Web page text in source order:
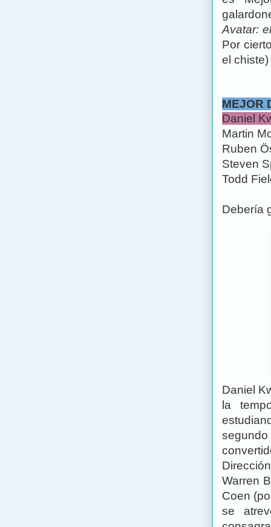
Avatar:
Por
el
MEJOR
Daniel
Martin
Ruben
Steven
Todd
Debería
Daniel
la
Warren
Coen
se